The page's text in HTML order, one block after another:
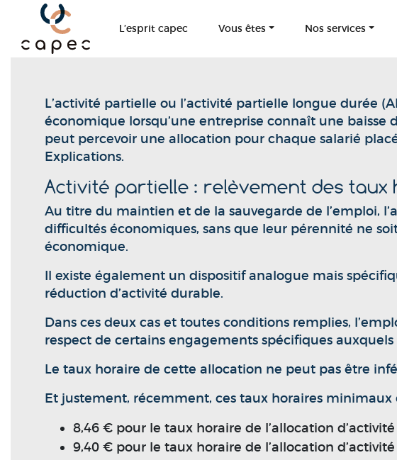
L’esprit capec Vous êtes Nos services
L’activité partielle ou l’activité partielle longue durée
économique lorsqu’une entreprise connaît une baisse
peut percevoir une allocation pour chaque salarié
Explications.
Activité partielle : relèvement des
Au titre du maintien et de la sauvegarde de l’emploi,
difficultés économiques, sans que leur pérennité ne
économique.
Il existe également un dispositif analogue mais
réduction d’activité durable.
Dans ces deux cas et toutes conditions remplies,
respect de certains engagements spécifiques
Le taux horaire de cette allocation ne peut pas être
Et justement, récemment, ces taux horaires minimaux
8,46 € pour le taux horaire de l’allocation
9,40 € pour le taux horaire de l’allocation